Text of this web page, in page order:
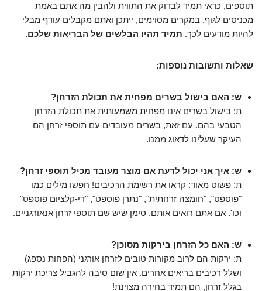
תוספים, כדאי תמיד לבדוק את התווית ולהבין מה אתם באמת
מכניסים לגוף. במקרים מסוימים, ייתכן ואתם מקבלים עודף מבלי
להיות מודעים לכך. תמיד תהיו הבלשים של הבריאות שלכם.
שאלות ותשובות נוספות:
ש: האם בישול בשרים מפחית את תכולת הזרחן?
ת: בישול בשרים אינו מפחית משמעותית את תכולת הזרחן
הטבעי בהם. עם זאת, בשרים מעובדים עם תוספי זרחן הם
העיקר שעלינו לדאוג ממנו.
ש: איך אני יכול לדעת אם מוצר מעובד מכיל תוספי זרחן?
ת: פשוט מאוד: קראו את רשימת הרכיבים! חפשו מילים כמו
"פוספט", "חומצה זרחתית", "נתרן פוספט", "די-קלציום פוספט"
וכו'. אם אתם רואים אותם, סימן שיש שם תוספי זרחן אנאורגניים.
ש: האם כל הזרחן בירקות מסוכן?
ת: ירקות הם לרוב מקורות טובים לזרחן אורגני (הפחות נספג)
ושלל רכיבים בריאים אחרים. אין שום סיבה להגביל צריכת ירקות
בגלל זרחן, הם תמיד בחירה מצוינת!